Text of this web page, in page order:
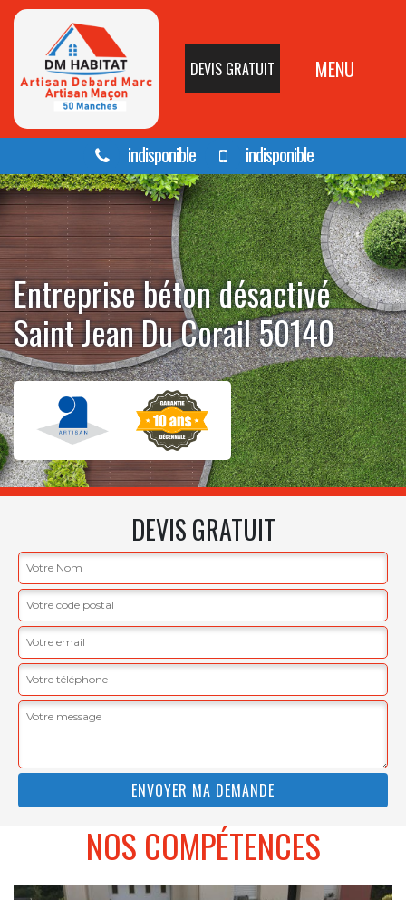
DEVIS GRATUIT MENU
indisponible indisponible
Entreprise béton désactivé
Saint Jean Du Corail 50140
DEVIS GRATUIT
NOS COMPÉTENCES